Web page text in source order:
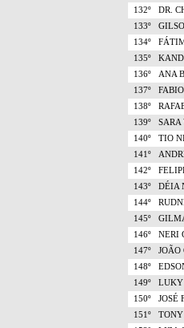
132º
DR.
133º
134º
135º
136º
ANA
137º
138º
139º
SARA
140º
TIO
141º
142º
143º
DÉIA
144º
145º
146º
NERI
147º
JOÃO
148º
149º
LUKY
150º
JOSÉ
151º